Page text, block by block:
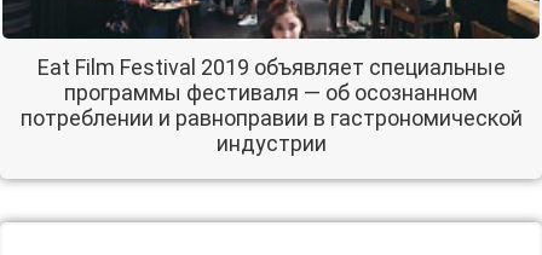
Eat Film Festival 2019 объявляет специальные
программы фестиваля — об осознанном
потреблении и равноправии в гастрономической
индустрии